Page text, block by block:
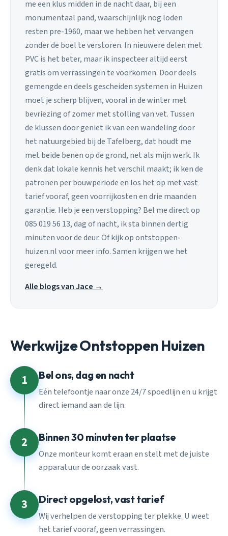
me een klus midden in de nacht daar, bij een
monumentaal pand, waarschijnlijk nog loden
resten pre-1960, maar we hebben het vervangen
zonder de boel te verstoren. In nieuwere delen met
PVC is het beter, maar ik inspecteer altijd eerst
gratis om verrassingen te voorkomen. Door deels
gemengde en deels gescheiden systemen in Huizen
moet je scherp blijven, vooral in de winter met
bevriezing of zomer met stolling van vet. Tussen
de klussen door geniet ik van een wandeling door
het natuurgebied bij de Tafelberg, dat houdt me
met beide benen op de grond, net als mijn werk. Ik
denk dat lokale kennis het verschil maakt; ik ken de
patronen per bouwperiode en los het op met vast
tarief vooraf, geen voorrijkosten en drie maanden
garantie. Heb je een verstopping? Bel me direct op
085 019 56 13, dag of nacht, ik sta binnen dertig
minuten voor de deur. Of kijk op ontstoppen-
huizen.nl voor meer info. Samen krijgen we het
geregeld.
Alle blogs van Jace →
Werkwijze Ontstoppen Huizen
1 Bel ons, dag en nacht
Eén telefoontje naar onze 24/7 spoedlijn en u krijgt
direct iemand aan de lijn.
2 Binnen 30 minuten ter plaatse
Onze monteur komt eraan en stelt met de juiste
apparatuur de oorzaak vast.
3 Direct opgelost, vast tarief
Wij verhelpen de verstopping ter plekke. U weet
het tarief vooraf, geen verrassingen.